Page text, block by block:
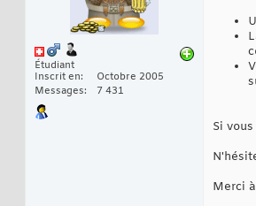
Étudiant
Inscrit en
Octobre 2005
Messages
7 431
Si
Merci